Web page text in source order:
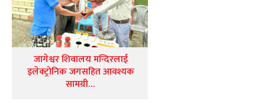
जागेश्वर शिवालय मन्दिरलाई
इलेक्ट्रोनिक जगसहित आवश्यक
सामग्री…